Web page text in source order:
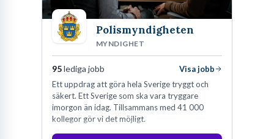
Polismyndigheten
MYNDIGHET
95lediga jobb
Visa jobb
Ett uppdrag att göra hela Sverige tryggt och
säkert. Ett Sverige som ska vara tryggare
imorgon än idag. Tillsammans med 41 000
kollegor gör vi det möjligt.